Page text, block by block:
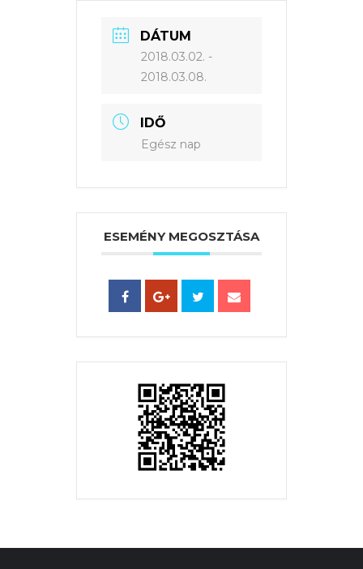
DÁTUM
2018.03.02. -
2018.03.08.
IDŐ
Egész nap
ESEMÉNY MEGOSZTÁSA